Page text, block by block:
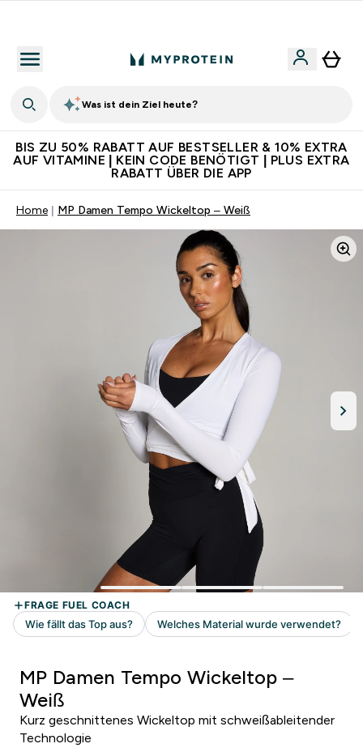
Was ist dein Ziel heute?
BIS ZU 50% RABATT AUF BESTSELLER & 10% EXTRA
AUF VITAMINE | KEIN CODE BENÖTIGT | PLUS EXTRA
RABATT ÜBER DIE APP
Home MP Damen Tempo Wickeltop – Weiß
MP Damen Tempo Wickeltop –
Weiß
Kurz geschnittenes Wickeltop mit schweißableitender
Technologie